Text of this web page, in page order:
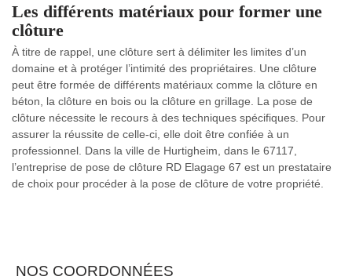
Les différents matériaux pour former une
clôture
À titre de rappel, une clôture sert à délimiter les limites d’un
domaine et à protéger l’intimité des propriétaires. Une clôture
peut être formée de différents matériaux comme la clôture en
béton, la clôture en bois ou la clôture en grillage. La pose de
clôture nécessite le recours à des techniques spécifiques. Pour
assurer la réussite de celle-ci, elle doit être confiée à un
professionnel. Dans la ville de Hurtigheim, dans le 67117,
l’entreprise de pose de clôture RD Elagage 67 est un prestataire
de choix pour procéder à la pose de clôture de votre propriété.
NOS COORDONNÉES